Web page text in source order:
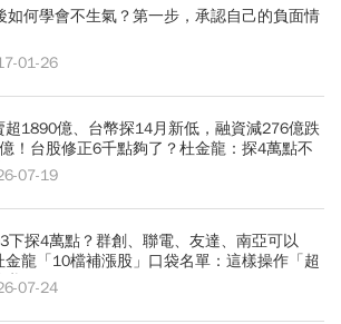
如何學會不生氣？第一步，承認自己的負面情
01-26
超1890億、台幣探14月新低，融資減276億跌
！台股修正6千點夠了？杜金龍：探4萬點不
07-19
下探4萬點？群創、聯電、友達、南亞可以
金龍「10檔補漲股」口袋名單：這樣操作「超
啦」07-24